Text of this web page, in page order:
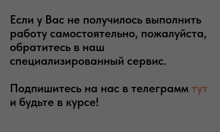
Если у Вас не получилось выполнить
работу самостоятельно, пожалуйста,
обратитесь в наш
специализированный сервис.
Подпишитесь на нас в телеграмм тут
и будьте в курсе!